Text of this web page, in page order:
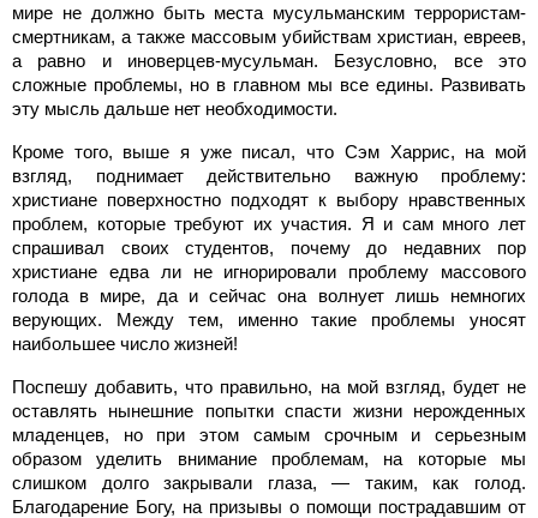
мире не должно быть места мусульманским террористам-
смертникам, а также массовым убийствам христиан, евреев,
а равно и иноверцев-мусульман. Безусловно, все это
сложные проблемы, но в главном мы все едины. Развивать
эту мысль дальше нет необходимости.
Кроме того, выше я уже писал, что Сэм Харрис, на мой
взгляд, поднимает действительно важную проблему:
христиане поверхностно подходят к выбору нравственных
проблем, которые требуют их участия. Я и сам много лет
спрашивал своих студентов, почему до недавних пор
христиане едва ли не игнорировали проблему массового
голода в мире, да и сейчас она волнует лишь немногих
верующих. Между тем, именно такие проблемы уносят
наибольшее число жизней!
Поспешу добавить, что правильно, на мой взгляд, будет не
оставлять нынешние попытки спасти жизни нерожденных
младенцев, но при этом самым срочным и серьезным
образом уделить внимание проблемам, на которые мы
слишком долго закрывали глаза, — таким, как голод.
Благодарение Богу, на призывы о помощи пострадавшим от